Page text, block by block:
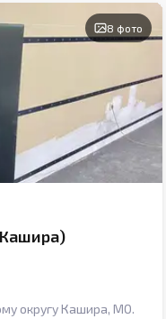
8 фото
округу Кашира, МО.